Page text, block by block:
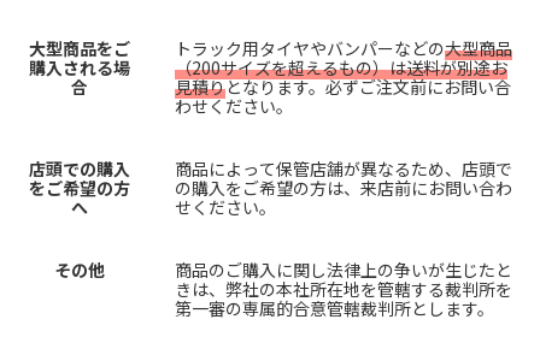
大型商品をご
購入される場
合
トラック用タイヤやバンパーなどの大型商品
（200サイズを超えるもの）は送料が別途お
見積りとなります。必ずご注文前にお問い合
わせください。
店頭での購入
をご希望の方
へ
商品によって保管店舗が異なるため、店頭で
の購入をご希望の方は、来店前にお問い合わ
せください。
その他
商品のご購入に関し法律上の争いが生じたと
きは、弊社の本社所在地を管轄する裁判所を
第一審の専属的合意管轄裁判所とします。